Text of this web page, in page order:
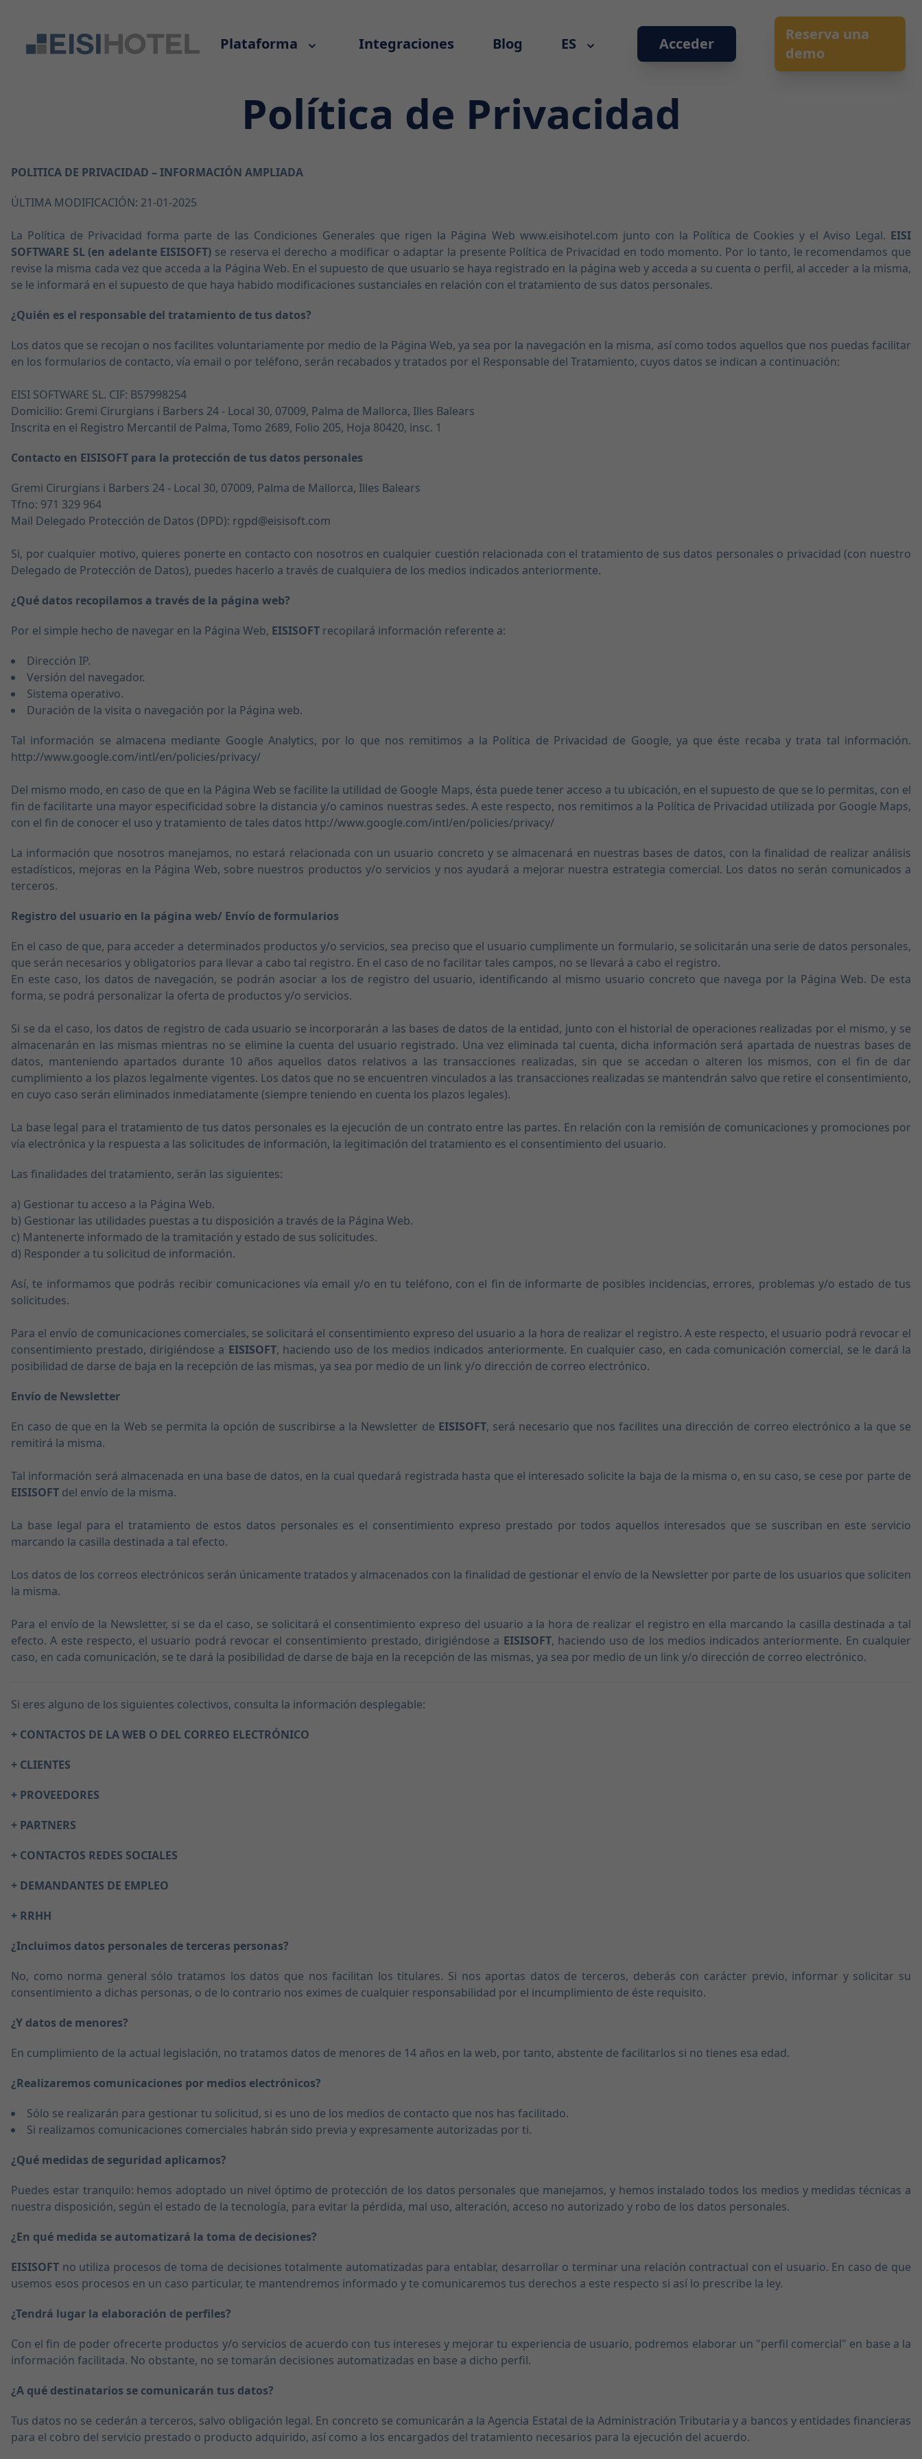
Plataforma Integraciones Blog ES Acceder
Reserva una
demo
Política de Privacidad
POLITICA DE PRIVACIDAD – INFORMACIÓN AMPLIADA
ÚLTIMA MODIFICACIÓN: 21-01-2025
La Política de Privacidad forma parte de las Condiciones Generales que rigen la Página Web www.eisihotel.com junto con la Política de Cookies y el Aviso Legal. EISI
SOFTWARE SL (en adelante EISISOFT) se reserva el derecho a modificar o adaptar la presente Política de Privacidad en todo momento. Por lo tanto, le recomendamos que
revise la misma cada vez que acceda a la Página Web. En el supuesto de que usuario se haya registrado en la página web y acceda a su cuenta o perfil, al acceder a la misma,
se le informará en el supuesto de que haya habido modificaciones sustanciales en relación con el tratamiento de sus datos personales.
¿Quién es el responsable del tratamiento de tus datos?
Los datos que se recojan o nos facilites voluntariamente por medio de la Página Web, ya sea por la navegación en la misma, así como todos aquellos que nos puedas facilitar
en los formularios de contacto, vía email o por teléfono, serán recabados y tratados por el Responsable del Tratamiento, cuyos datos se indican a continuación:
EISI SOFTWARE SL. CIF: B57998254
Domicilio: Gremi Cirurgians i Barbers 24 - Local 30, 07009, Palma de Mallorca, Illes Balears
Inscrita en el Registro Mercantil de Palma, Tomo 2689, Folio 205, Hoja 80420, insc. 1
Contacto en EISISOFT para la protección de tus datos personales
Gremi Cirurgians i Barbers 24 - Local 30, 07009, Palma de Mallorca, Illes Balears
Tfno: 971 329 964
Mail Delegado Protección de Datos (DPD): rgpd@eisisoft.com
Si, por cualquier motivo, quieres ponerte en contacto con nosotros en cualquier cuestión relacionada con el tratamiento de sus datos personales o privacidad (con nuestro
Delegado de Protección de Datos), puedes hacerlo a través de cualquiera de los medios indicados anteriormente.
¿Qué datos recopilamos a través de la página web?
Por el simple hecho de navegar en la Página Web, EISISOFT recopilará información referente a:
Dirección IP.
Versión del navegador.
Sistema operativo.
Duración de la visita o navegación por la Página web.
Tal información se almacena mediante Google Analytics, por lo que nos remitimos a la Política de Privacidad de Google, ya que éste recaba y trata tal información.
http://www.google.com/intl/en/policies/privacy/
Del mismo modo, en caso de que en la Página Web se facilite la utilidad de Google Maps, ésta puede tener acceso a tu ubicación, en el supuesto de que se lo permitas, con el
fin de facilitarte una mayor especificidad sobre la distancia y/o caminos nuestras sedes. A este respecto, nos remitimos a la Política de Privacidad utilizada por Google Maps,
con el fin de conocer el uso y tratamiento de tales datos http://www.google.com/intl/en/policies/privacy/
La información que nosotros manejamos, no estará relacionada con un usuario concreto y se almacenará en nuestras bases de datos, con la finalidad de realizar análisis
estadísticos, mejoras en la Página Web, sobre nuestros productos y/o servicios y nos ayudará a mejorar nuestra estrategia comercial. Los datos no serán comunicados a
terceros.
Registro del usuario en la página web/ Envío de formularios
En el caso de que, para acceder a determinados productos y/o servicios, sea preciso que el usuario cumplimente un formulario, se solicitarán una serie de datos personales,
que serán necesarios y obligatorios para llevar a cabo tal registro. En el caso de no facilitar tales campos, no se llevará a cabo el registro.
En este caso, los datos de navegación, se podrán asociar a los de registro del usuario, identificando al mismo usuario concreto que navega por la Página Web. De esta
forma, se podrá personalizar la oferta de productos y/o servicios.
Si se da el caso, los datos de registro de cada usuario se incorporarán a las bases de datos de la entidad, junto con el historial de operaciones realizadas por el mismo, y se
almacenarán en las mismas mientras no se elimine la cuenta del usuario registrado. Una vez eliminada tal cuenta, dicha información será apartada de nuestras bases de
datos, manteniendo apartados durante 10 años aquellos datos relativos a las transacciones realizadas, sin que se accedan o alteren los mismos, con el fin de dar
cumplimiento a los plazos legalmente vigentes. Los datos que no se encuentren vinculados a las transacciones realizadas se mantendrán salvo que retire el consentimiento,
en cuyo caso serán eliminados inmediatamente (siempre teniendo en cuenta los plazos legales).
La base legal para el tratamiento de tus datos personales es la ejecución de un contrato entre las partes. En relación con la remisión de comunicaciones y promociones por
vía electrónica y la respuesta a las solicitudes de información, la legitimación del tratamiento es el consentimiento del usuario.
Las finalidades del tratamiento, serán las siguientes:
a) Gestionar tu acceso a la Página Web.
b) Gestionar las utilidades puestas a tu disposición a través de la Página Web.
c) Mantenerte informado de la tramitación y estado de sus solicitudes.
d) Responder a tu solicitud de información.
Así, te informamos que podrás recibir comunicaciones vía email y/o en tu teléfono, con el fin de informarte de posibles incidencias, errores, problemas y/o estado de tus
solicitudes.
Para el envío de comunicaciones comerciales, se solicitará el consentimiento expreso del usuario a la hora de realizar el registro. A este respecto, el usuario podrá revocar el
consentimiento prestado, dirigiéndose a EISISOFT, haciendo uso de los medios indicados anteriormente. En cualquier caso, en cada comunicación comercial, se le dará la
posibilidad de darse de baja en la recepción de las mismas, ya sea por medio de un link y/o dirección de correo electrónico.
Envío de Newsletter
En caso de que en la Web se permita la opción de suscribirse a la Newsletter de EISISOFT, será necesario que nos facilites una dirección de correo electrónico a la que se
remitirá la misma.
Tal información será almacenada en una base de datos, en la cual quedará registrada hasta que el interesado solicite la baja de la misma o, en su caso, se cese por parte de
EISISOFT del envío de la misma.
La base legal para el tratamiento de estos datos personales es el consentimiento expreso prestado por todos aquellos interesados que se suscriban en este servicio
marcando la casilla destinada a tal efecto.
Los datos de los correos electrónicos serán únicamente tratados y almacenados con la finalidad de gestionar el envío de la Newsletter por parte de los usuarios que soliciten
la misma.
Para el envío de la Newsletter, si se da el caso, se solicitará el consentimiento expreso del usuario a la hora de realizar el registro en ella marcando la casilla destinada a tal
efecto. A este respecto, el usuario podrá revocar el consentimiento prestado, dirigiéndose a EISISOFT, haciendo uso de los medios indicados anteriormente. En cualquier
caso, en cada comunicación, se te dará la posibilidad de darse de baja en la recepción de las mismas, ya sea por medio de un link y/o dirección de correo electrónico.
Si eres alguno de los siguientes colectivos, consulta la información desplegable:
+ CONTACTOS DE LA WEB O DEL CORREO ELECTRÓNICO
+ CLIENTES
+ PROVEEDORES
+ PARTNERS
+ CONTACTOS REDES SOCIALES
+ DEMANDANTES DE EMPLEO
+ RRHH
¿Incluimos datos personales de terceras personas?
No, como norma general sólo tratamos los datos que nos facilitan los titulares. Si nos aportas datos de terceros, deberás con carácter previo, informar y solicitar su
consentimiento a dichas personas, o de lo contrario nos eximes de cualquier responsabilidad por el incumplimiento de éste requisito.
¿Y datos de menores?
En cumplimiento de la actual legislación, no tratamos datos de menores de 14 años en la web, por tanto, abstente de facilitarlos si no tienes esa edad.
¿Realizaremos comunicaciones por medios electrónicos?
Sólo se realizarán para gestionar tu solicitud, si es uno de los medios de contacto que nos has facilitado.
Si realizamos comunicaciones comerciales habrán sido previa y expresamente autorizadas por ti.
¿Qué medidas de seguridad aplicamos?
Puedes estar tranquilo: hemos adoptado un nivel óptimo de protección de los datos personales que manejamos, y hemos instalado todos los medios y medidas técnicas a
nuestra disposición, según el estado de la tecnología, para evitar la pérdida, mal uso, alteración, acceso no autorizado y robo de los datos personales.
¿En qué medida se automatizará la toma de decisiones?
EISISOFT no utiliza procesos de toma de decisiones totalmente automatizadas para entablar, desarrollar o terminar una relación contractual con el usuario. En caso de que
usemos esos procesos en un caso particular, te mantendremos informado y te comunicaremos tus derechos a este respecto si así lo prescribe la ley.
¿Tendrá lugar la elaboración de perfiles?
Con el fin de poder ofrecerte productos y/o servicios de acuerdo con tus intereses y mejorar tu experiencia de usuario, podremos elaborar un "perfil comercial" en base a la
información facilitada. No obstante, no se tomarán decisiones automatizadas en base a dicho perfil.
¿A qué destinatarios se comunicarán tus datos?
Tus datos no se cederán a terceros, salvo obligación legal. En concreto se comunicarán a la Agencia Estatal de la Administración Tributaria y a bancos y entidades financieras
para el cobro del servicio prestado o producto adquirido, así como a los encargados del tratamiento necesarios para la ejecución del acuerdo.